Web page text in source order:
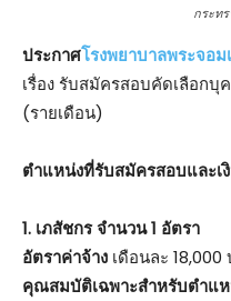
กระท
ประกาศโรงพยาบาลพระจอม
เรื่อง รับสมัครสอบคัดเลือกบุ
(รายเดือน)
ตําแหน่งที่รับสมัครสอบและเ
1. เภสัชกร จำนวน 1 อัตรา
อัตราค่าจ้าง เดือนละ 18,000
คุณสมบัติเฉพาะสำหรับตำแ